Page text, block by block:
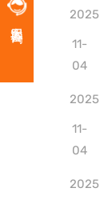
2025
11-
04
2025
11-
04
2025